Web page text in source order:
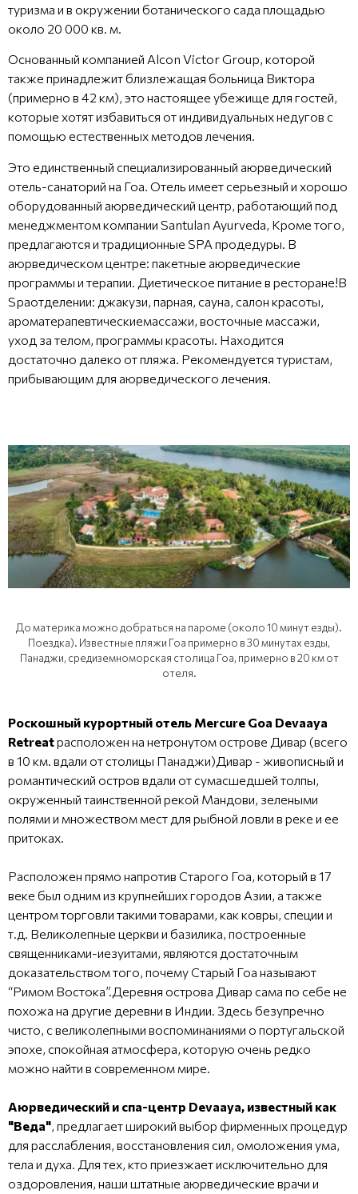
туризма и в окружении ботанического сада площадью
около 20 000 кв. м.
Основанный компанией Alcon Victor Group, которой
также принадлежит близлежащая больница Виктора
(примерно в 42 км), это настоящее убежище для гостей,
которые хотят избавиться от индивидуальных недугов с
помощью естественных методов лечения.
Это единственный специализированный аюрведический
отель-санаторий на Гоа. Отель имеет серьезный и хорошо
оборудованный аюрведический центр, работающий под
менеджментом компании Santulan Ayurveda, Кроме того,
предлагаются и традиционные SPA продедуры. В
аюрведическом центре: пакетные аюрведические
программы и терапии. Диетическое питание в ресторане!В
Spaотделении: джакузи, парная, сауна, салон красоты,
ароматерапевтическиемассажи, восточные массажи,
уход за телом, программы красоты. Находится
достаточно далеко от пляжа. Рекомендуется туристам,
прибывающим для аюрведического лечения.
До материка можно добраться на пароме (около 10 минут езды).
Поездка). Известные пляжи Гоа примерно в 30 минутах езды,
Панаджи, средиземноморская столица Гоа, примерно в 20 км от
отеля.
Роскошный курортный отель Mercure Goa Devaaya
Retreatрасположен на нетронутом острове Дивар (всего
в 10 км. вдали от столицы Панаджи)Дивар - живописный и
романтический остров вдали от сумасшедшей толпы,
окруженный таинственной рекой Мандови, зелеными
полями и множеством мест для рыбной ловли в реке и ее
притоках.
Расположен прямо напротив Старого Гоа, который в 17
веке был одним из крупнейших городов Азии, а также
центром торговли такими товарами, как ковры, специи и
т.д. Великолепные церкви и базилика, построенные
священниками-иезуитами, являются достаточным
доказательством того, почему Старый Гоа называют
“Римом Востока”.Деревня острова Дивар сама по себе не
похожа на другие деревни в Индии. Здесь безупречно
чисто, с великолепными воспоминаниями о португальской
эпохе, спокойная атмосфера, которую очень редко
можно найти в современном мире.
Аюрведический и спа-центр Devaaya, известный как
"Веда", предлагает широкий выбор фирменных процедур
для расслабления, восстановления сил, омоложения ума,
тела и духа. Для тех, кто приезжает исключительно для
оздоровления, наши штатные аюрведические врачи и